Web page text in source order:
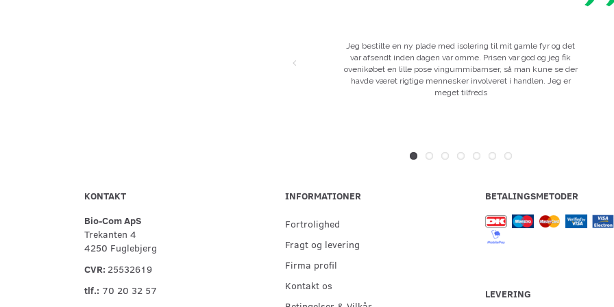
Jeg bestilte en ny plade med isolering til mit gamle fyr og det
var afsendt inden dagen var omme. Prisen var god og jeg fik
ovenikøbet en lille pose vingummibamser, så man kune se der
havde været rigtige mennesker involveret i handlen. Jeg er
meget tilfreds
KONTAKT
Bio-Com ApS
Trekanten 4
4250 Fuglebjerg
CVR: 25532619
tlf.: 70 20 32 57
INFORMATIONER
Fortrolighed
Fragt og levering
Firma profil
Kontakt os
BETALINGSMETODER
LEVERING